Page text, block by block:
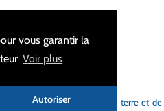
vous garantir la
Voir plus
Autoriser
équipements de mise à la terre et